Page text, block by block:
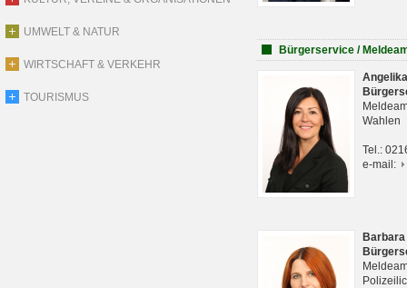
UMWELT & NATUR
WIRTSCHAFT & VERKEHR
TOURISMUS
Bürgerservice /
Wahlen
Tel.:
e-mail: